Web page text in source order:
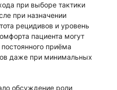
при выборе тактики
при назначении
рецидивов и уровень
пациента могут
приёма
даже при минимальных
обсуждение роли